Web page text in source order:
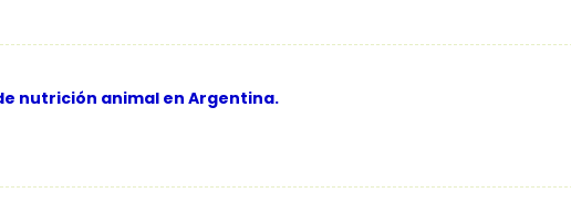
nutrición animal en Argentina.